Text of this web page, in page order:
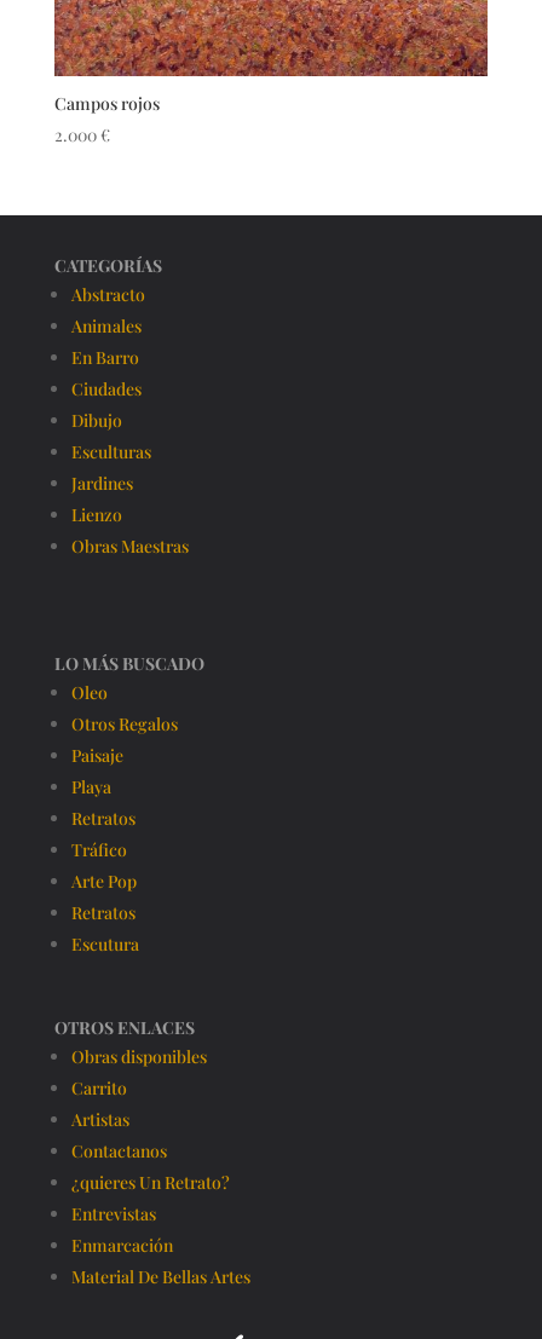
Campos rojos
2.000 €
CATEGORÍAS
Abstracto
Animales
En Barro
Ciudades
Dibujo
Esculturas
Jardines
Lienzo
Obras Maestras
LO MÁS BUSCADO
Oleo
Otros Regalos
Paisaje
Playa
Retratos
Tráfico
Arte Pop
Retratos
Escutura
OTROS ENLACES
Obras disponibles
Carrito
Artistas
Contactanos
¿quieres Un Retrato?
Entrevistas
Enmarcación
Material De Bellas Artes